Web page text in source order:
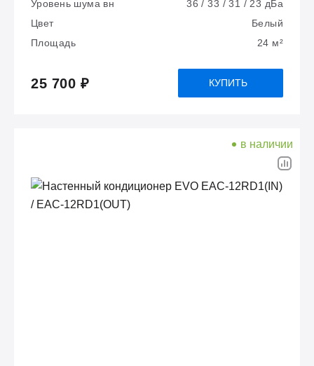
Уровень шума вн
36 / 33 / 31 / 23 дБа
Цвет
Белый
Площадь
24 м²
25 700 ₽ КУПИТЬ
в наличии